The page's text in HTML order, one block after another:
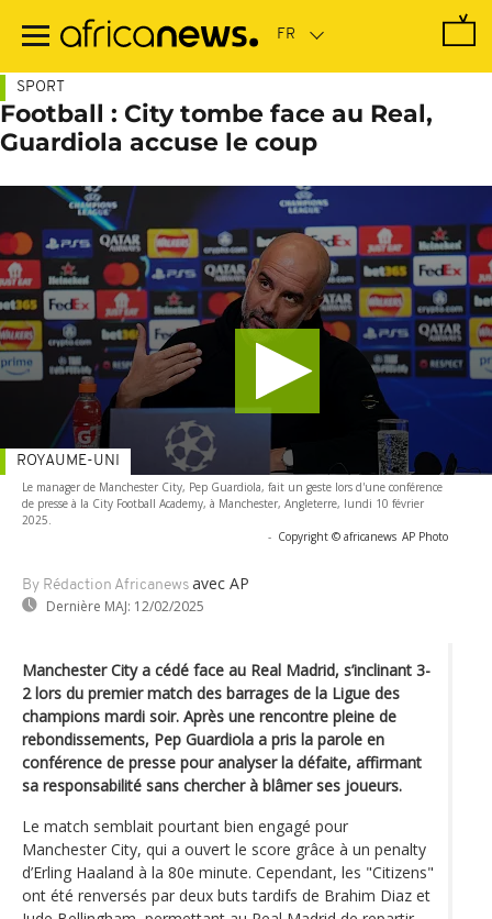
contenu
SPORT
Football : City tombe face au Real,
Guardiola accuse le coup
Le manager de Manchester City, Pep Guardiola, fait un geste lors d'une conférence
de presse à la City Football Academy, à Manchester, Angleterre, lundi 10 février
2025.
- Copyright © africanews AP Photo
By Rédaction Africanews avec AP
Dernière MAJ: 12/02/2025
ROYAUME-UNI
Manchester City a cédé face au Real Madrid, s’inclinant 3-
2 lors du premier match des barrages de la Ligue des
champions mardi soir. Après une rencontre pleine de
rebondissements, Pep Guardiola a pris la parole en
conférence de presse pour analyser la défaite, affirmant
sa responsabilité sans chercher à blâmer ses joueurs.
Le match semblait pourtant bien engagé pour
Manchester City, qui a ouvert le score grâce à un penalty
d’Erling Haaland à la 80e minute. Cependant, les "Citizens"
ont été renversés par deux buts tardifs de Brahim Diaz et